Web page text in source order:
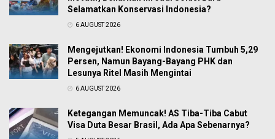
Selamatkan Konservasi Indonesia?
6 AUGUST 2026
Mengejutkan! Ekonomi Indonesia Tumbuh 5,29
Persen, Namun Bayang-Bayang PHK dan
Lesunya Ritel Masih Mengintai
6 AUGUST 2026
Ketegangan Memuncak! AS Tiba-Tiba Cabut
Visa Duta Besar Brasil, Ada Apa Sebenarnya?